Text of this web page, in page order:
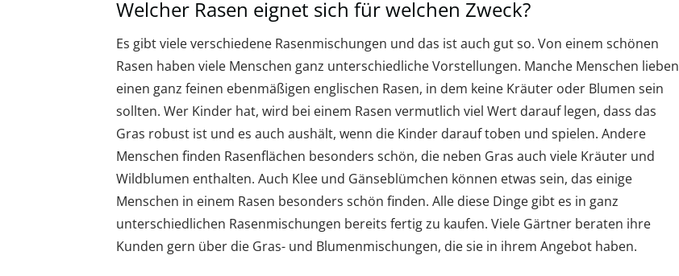
Welcher Rasen eignet sich für welchen Zweck?
Es gibt viele verschiedene Rasenmischungen und das ist auch gut so. Von einem schönen
Rasen haben viele Menschen ganz unterschiedliche Vorstellungen. Manche Menschen lieben
einen ganz feinen ebenmäßigen englischen Rasen, in dem keine Kräuter oder Blumen sein
sollten. Wer Kinder hat, wird bei einem Rasen vermutlich viel Wert darauf legen, dass das
Gras robust ist und es auch aushält, wenn die Kinder darauf toben und spielen. Andere
Menschen finden Rasenflächen besonders schön, die neben Gras auch viele Kräuter und
Wildblumen enthalten. Auch Klee und Gänseblümchen können etwas sein, das einige
Menschen in einem Rasen besonders schön finden. Alle diese Dinge gibt es in ganz
unterschiedlichen Rasenmischungen bereits fertig zu kaufen. Viele Gärtner beraten ihre
Kunden gern über die Gras- und Blumenmischungen, die sie in ihrem Angebot haben.